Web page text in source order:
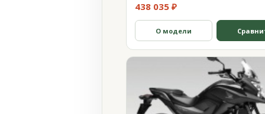
438 035 ₽
О модели